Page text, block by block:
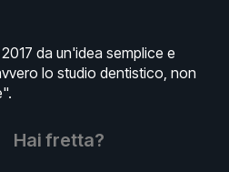
da un'idea semplice e
lo studio dentistico, non
Hai fretta?